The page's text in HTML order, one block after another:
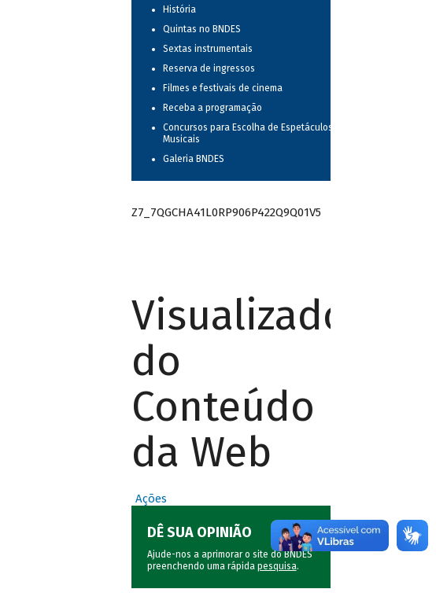
História
Quintas no BNDES
Sextas instrumentais
Reserva de ingressos
Filmes e festivais de cinema
Receba a programação
Concursos para Escolha de Espetáculos
Musicais
Galeria BNDES
Z7_7QGCHA41L0RP906P422Q9Q01V5
Visualizador
do
Conteúdo
da Web
Ações
DÊ SUA OPINIÃO
Ajude-nos a aprimorar o site do BNDES
preenchendo uma rápida pesquisa.